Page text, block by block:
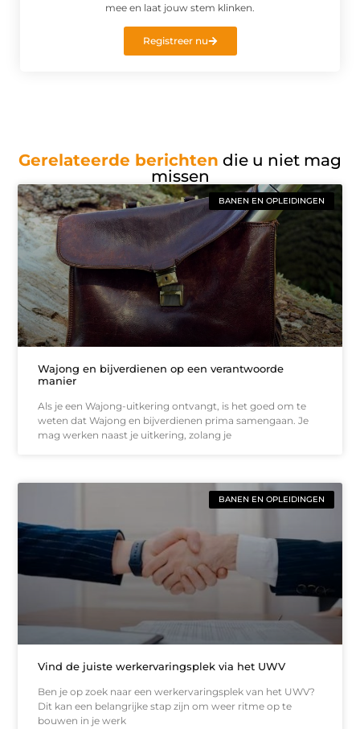
mee en laat jouw stem klinken.
Registreer nu
Gerelateerde berichten die u niet mag
missen
BANEN EN OPLEIDINGEN
Wajong en bijverdienen op een verantwoorde
manier
Als je een Wajong-uitkering ontvangt, is het goed om te
weten dat Wajong en bijverdienen prima samengaan. Je
mag werken naast je uitkering, zolang je
BANEN EN OPLEIDINGEN
Vind de juiste werkervaringsplek via het UWV
Ben je op zoek naar een werkervaringsplek van het UWV?
Dit kan een belangrijke stap zijn om weer ritme op te
bouwen in je werk